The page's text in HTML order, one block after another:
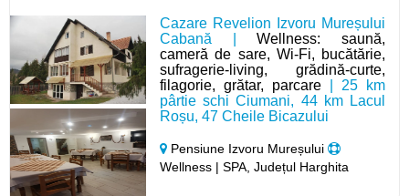
Cazare Revelion Izvoru Mureșului
Cabană |Wellness: saună,
cameră de sare, Wi-Fi, bucătărie,
sufragerie-living, grădină-curte,
filagorie, grătar, parcare | 25 km
pârtie schi Ciumani, 44 km Lacul
Roșu, 47 Cheile Bicazului
Pensiune Izvoru Mureșului
Wellness | SPA, Județul Harghita